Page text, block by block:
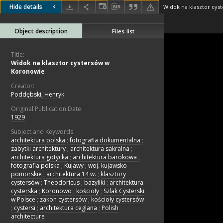
Hide details Widok na klasztor
Object description Files list
Title:
Widok na klasztor cystersów w
Koronowie
Creator:
Poddębski, Henryk
Original Publication Date:
1929
Subject and Keywords:
architektura polska ; fotografia dokumentalna ;
zabytki architektury ; architektura sakralna ;
architektura gotycka ; architektura barokowa ;
fotografia polska ; Kujawy ; woj. kujawsko-
pomorskie ; architektura 14 w. ; klasztory
cystersów ; Theodoricus ; bazyliki ; architektura
cysterska ; Koronowo ; kościoły ; Szlak Cysterski
w Polsce ; zakon cystersów ; kościoły cystersów
; cystersi ; architektura ceglana ; Polish
architecture